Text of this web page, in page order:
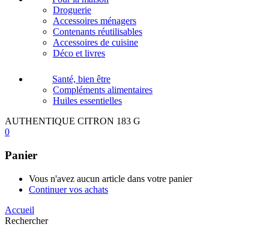
Droguerie
Accessoires ménagers
Contenants réutilisables
Accessoires de cuisine
Déco et livres
Santé, bien être
Compléments alimentaires
Huiles essentielles
AUTHENTIQUE CITRON 183 G
0
Panier
Vous n'avez aucun article dans votre panier
Continuer vos achats
Accueil
Rechercher